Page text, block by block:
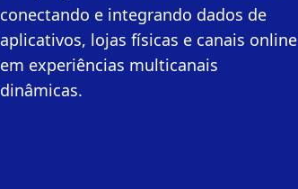
conectando e integrando dados de
aplicativos, lojas físicas e canais online
em experiências multicanais
dinâmicas.